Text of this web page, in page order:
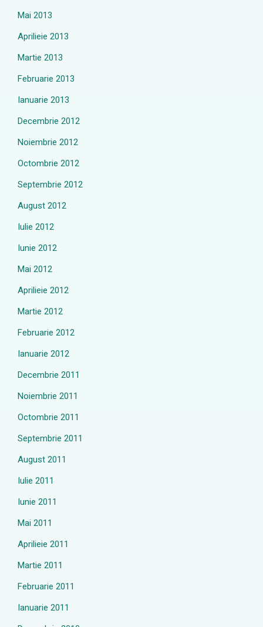
Mai 2013
Aprilieie 2013
Martie 2013
Februarie 2013
Ianuarie 2013
Decembrie 2012
Noiembrie 2012
Octombrie 2012
Septembrie 2012
August 2012
Iulie 2012
Iunie 2012
Mai 2012
Aprilieie 2012
Martie 2012
Februarie 2012
Ianuarie 2012
Decembrie 2011
Noiembrie 2011
Octombrie 2011
Septembrie 2011
August 2011
Iulie 2011
Iunie 2011
Mai 2011
Aprilieie 2011
Martie 2011
Februarie 2011
Ianuarie 2011